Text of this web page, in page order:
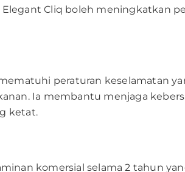
Cliq boleh meningkatkan
peraturan keselamatan
Ia membantu menjaga
ketat.
komersial selama 2 tahun